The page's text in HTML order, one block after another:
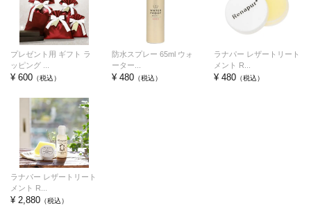
プレゼント用 ギフト ラ
ッピング ...
¥ 600 （税込）
防水スプレー 65ml ウォ
ーター...
¥ 480 （税込）
ラナパー レザートリート
メント R...
¥ 480（税込）
ラナパー レザートリート
メント R...
¥ 2,880 （税込）